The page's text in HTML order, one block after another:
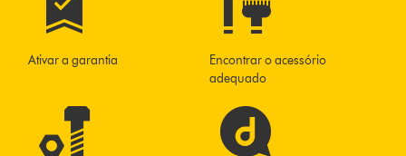
Ativar a garantia
Encontrar o acessório
adequado